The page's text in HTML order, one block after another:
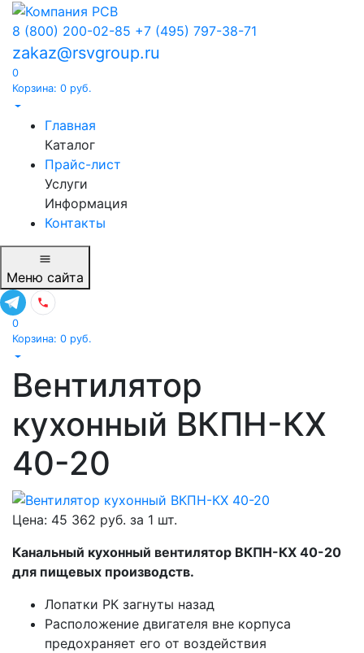
8 (800) 200-02-85 +7 (495) 797-38-71
zakaz@rsvgroup.ru
0
Корзина: 0 руб.
Главная
Каталог
Прайс-лист
Услуги
Информация
Контакты
Меню сайта
0
Корзина: 0 руб.
Вентилятор
кухонный ВКПН-КХ
40-20
Цена: 45 362 руб. за 1 шт.
Канальный кухонный вентилятор ВКПН-КХ 40-20
для пищевых производств.
Лопатки РК загнуты назад
Расположение двигателя вне корпуса
предохраняет его от воздействия